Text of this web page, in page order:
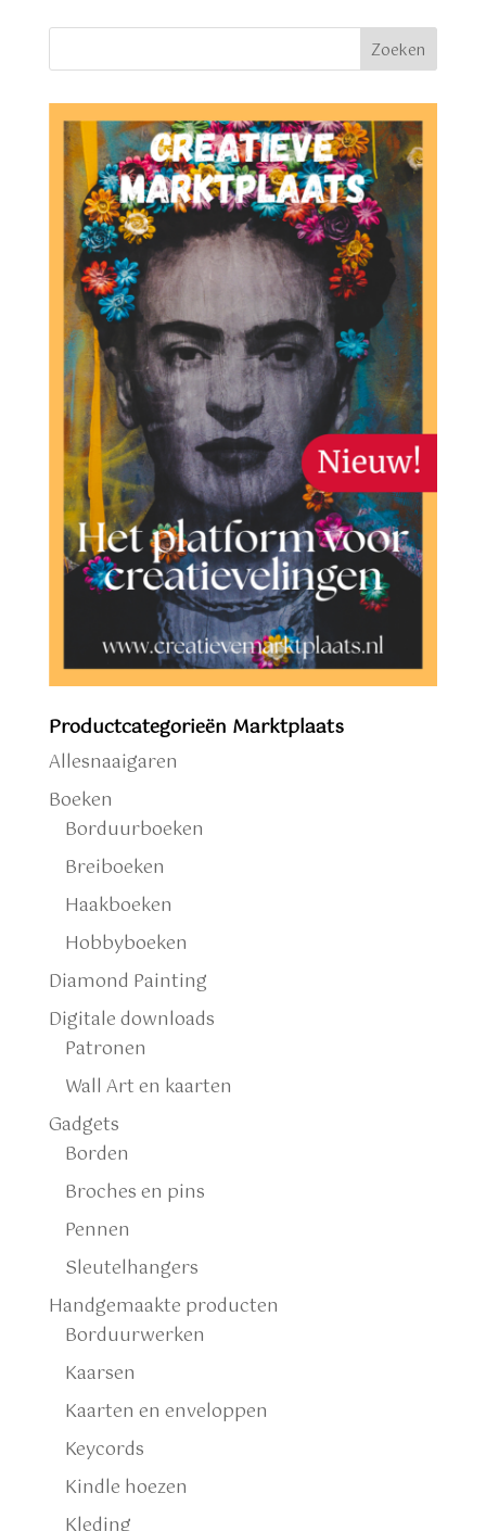
Zoeken
Productcategorieën Marktplaats
Allesnaaigaren
Boeken
Borduurboeken
Breiboeken
Haakboeken
Hobbyboeken
Diamond Painting
Digitale downloads
Patronen
Wall Art en kaarten
Gadgets
Borden
Broches en pins
Pennen
Sleutelhangers
Handgemaakte producten
Borduurwerken
Kaarsen
Kaarten en enveloppen
Keycords
Kindle hoezen